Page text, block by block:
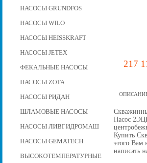
НАСОСЫ GRUNDFOS
НАСОСЫ WILO
НАСОСЫ HEISSKRAFT
НАСОСЫ JETEX
ФЕКАЛЬНЫЕ НАСОСЫ
НАСОСЫ ZOTA
НАСОСЫ РИДАН
ШЛАМОВЫЕ НАСОСЫ
НАСОСЫ ЛИВГИДРОМАШ
НАСОСЫ GEMATECH
ВЫСОКОТЕМПЕРАТУРНЫЕ
217
Насос
Купить
этого Вам
написать